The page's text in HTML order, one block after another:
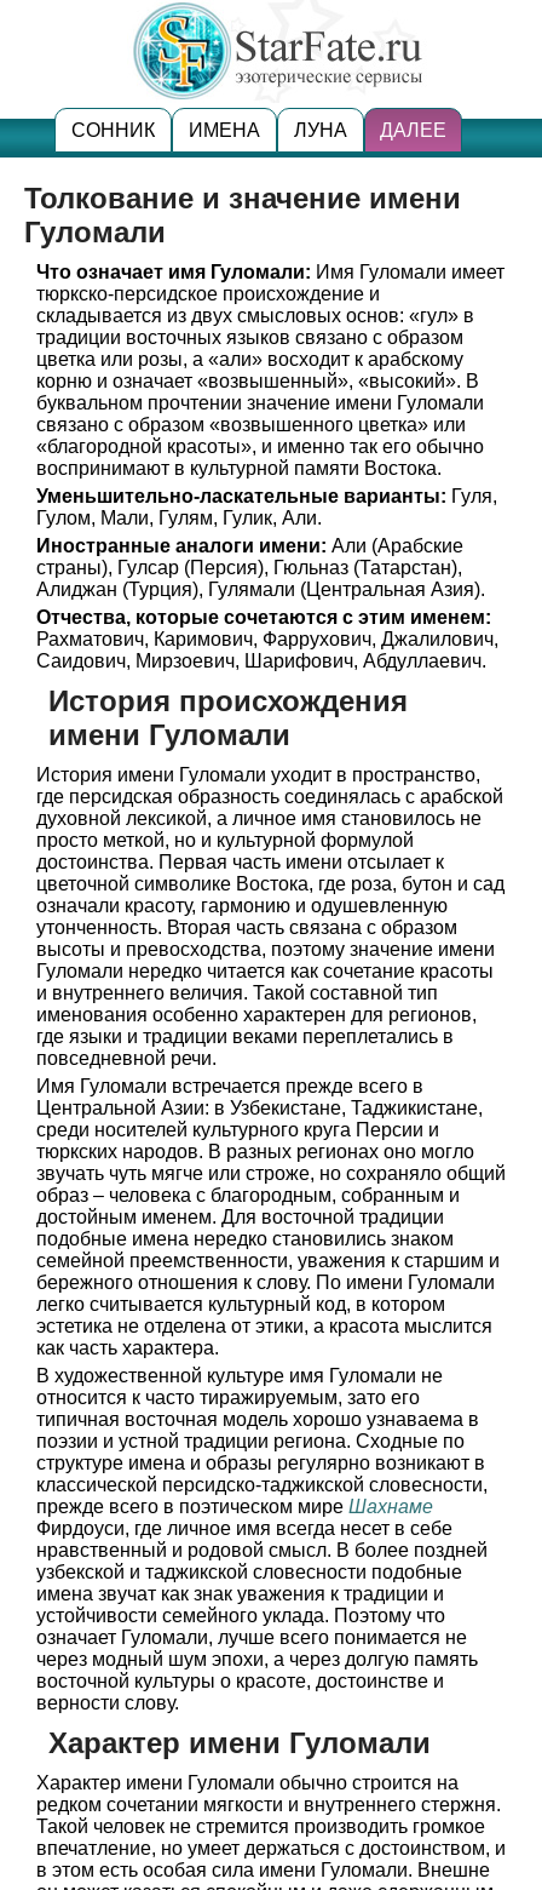
СОННИК ИМЕНА ЛУНА ДАЛЕЕ
Толкование и значение имени
Гуломали
Что означает имя Гуломали: Имя Гуломали имеет
тюркско-персидское происхождение и
складывается из двух смысловых основ: «гул» в
традиции восточных языков связано с образом
цветка или розы, а «али» восходит к арабскому
корню и означает «возвышенный», «высокий». В
буквальном прочтении значение имени Гуломали
связано с образом «возвышенного цветка» или
«благородной красоты», и именно так его обычно
воспринимают в культурной памяти Востока.
Уменьшительно-ласкательные варианты: Гуля,
Гулом, Мали, Гулям, Гулик, Али.
Иностранные аналоги имени: Али (Арабские
страны), Гулсар (Персия), Гюльназ (Татарстан),
Алиджан (Турция), Гулямали (Центральная Азия).
Отчества, которые сочетаются с этим именем:
Рахматович, Каримович, Фаррухович, Джалилович,
Саидович, Мирзоевич, Шарифович, Абдуллаевич.
История происхождения
имени Гуломали
История имени Гуломали уходит в пространство,
где персидская образность соединялась с арабской
духовной лексикой, а личное имя становилось не
просто меткой, но и культурной формулой
достоинства. Первая часть имени отсылает к
цветочной символике Востока, где роза, бутон и сад
означали красоту, гармонию и одушевленную
утонченность. Вторая часть связана с образом
высоты и превосходства, поэтому значение имени
Гуломали нередко читается как сочетание красоты
и внутреннего величия. Такой составной тип
именования особенно характерен для регионов,
где языки и традиции веками переплетались в
повседневной речи.
Имя Гуломали встречается прежде всего в
Центральной Азии: в Узбекистане, Таджикистане,
среди носителей культурного круга Персии и
тюркских народов. В разных регионах оно могло
звучать чуть мягче или строже, но сохраняло общий
образ – человека с благородным, собранным и
достойным именем. Для восточной традиции
подобные имена нередко становились знаком
семейной преемственности, уважения к старшим и
бережного отношения к слову. По имени Гуломали
легко считывается культурный код, в котором
эстетика не отделена от этики, а красота мыслится
как часть характера.
В художественной культуре имя Гуломали не
относится к часто тиражируемым, зато его
типичная восточная модель хорошо узнаваема в
поэзии и устной традиции региона. Сходные по
структуре имена и образы регулярно возникают в
классической персидско-таджикской словесности,
прежде всего в поэтическом мире Шахнаме
Фирдоуси, где личное имя всегда несет в себе
нравственный и родовой смысл. В более поздней
узбекской и таджикской словесности подобные
имена звучат как знак уважения к традиции и
устойчивости семейного уклада. Поэтому что
означает Гуломали, лучше всего понимается не
через модный шум эпохи, а через долгую память
восточной культуры о красоте, достоинстве и
верности слову.
Характер имени Гуломали
Характер имени Гуломали обычно строится на
редком сочетании мягкости и внутреннего стержня.
Такой человек не стремится производить громкое
впечатление, но умеет держаться с достоинством, и
в этом есть особая сила имени Гуломали. Внешне